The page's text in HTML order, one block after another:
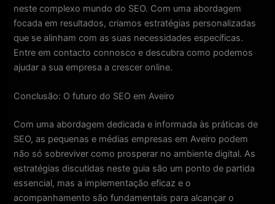
neste complexo mundo do SEO. Com uma abordagem
focada em resultados, criamos estratégias personalizadas
que se alinham com as suas necessidades específicas.
Entre em contacto connosco e descubra como podemos
ajudar a sua empresa a crescer online.
Conclusão: O futuro do SEO em Aveiro
Com uma abordagem dedicada e informada às práticas de
SEO, as pequenas e médias empresas em Aveiro podem
não só sobreviver como prosperar no ambiente digital. As
estratégias discutidas neste guia são um ponto de partida
essencial, mas a implementação eficaz e o
acompanhamento são fundamentais para alcançar o